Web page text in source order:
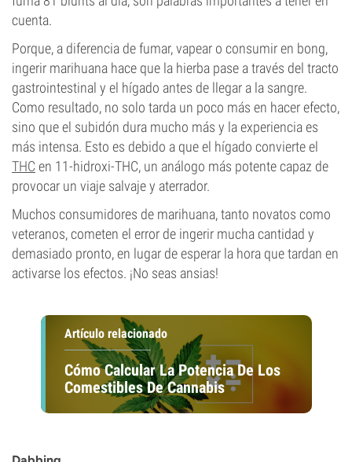
cuenta.
Porque, a diferencia de fumar, vapear o consumir en bong,
ingerir marihuana hace que la hierba pase a través del tracto
gastrointestinal y el hígado antes de llegar a la sangre.
Como resultado, no solo tarda un poco más en hacer efecto,
sino que el subidón dura mucho más y la experiencia es
más intensa. Esto es debido a que el hígado convierte el
THC en 11-hidroxi-THC, un análogo más potente capaz de
provocar un viaje salvaje y aterrador.
Muchos consumidores de marihuana, tanto novatos como
veteranos, cometen el error de ingerir mucha cantidad y
demasiado pronto, en lugar de esperar la hora que tardan en
activarse los efectos. ¡No seas ansias!
Artículo relacionado
Cómo Calcular La Potencia De Los
Comestibles De Cannabis